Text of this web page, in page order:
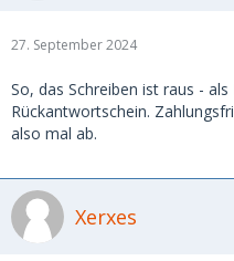
27. September 2024
So, das Schreiben ist raus -
Rückantwortschein.
also mal ab.
Xerxes